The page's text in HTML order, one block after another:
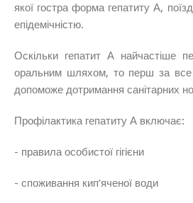
якої гостра форма гепатиту А,
епідемічністю.
Оскільки гепатит А найчастіше
оральним шляхом, то перш за все
допоможе дотримання санітарних
Профілактика гепатиту А включає:
- правила особистої гігієни
- споживання кип’яченої води